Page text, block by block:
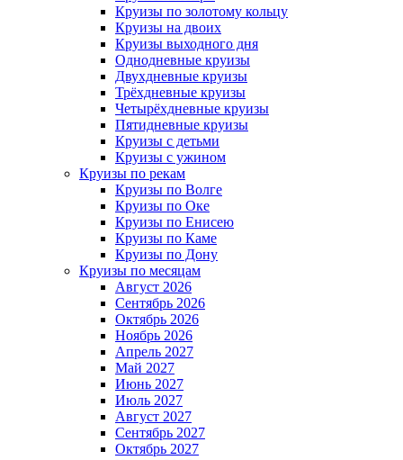
Круизы по золотому кольцу
Круизы на двоих
Круизы выходного дня
Однодневные круизы
Двухдневные круизы
Трёхдневные круизы
Четырёхдневные круизы
Пятидневные круизы
Круизы с детьми
Круизы с ужином
Круизы по рекам
Круизы по Волге
Круизы по Оке
Круизы по Енисею
Круизы по Каме
Круизы по Дону
Круизы по месяцам
Август 2026
Сентябрь 2026
Октябрь 2026
Ноябрь 2026
Апрель 2027
Май 2027
Июнь 2027
Июль 2027
Август 2027
Сентябрь 2027
Октябрь 2027